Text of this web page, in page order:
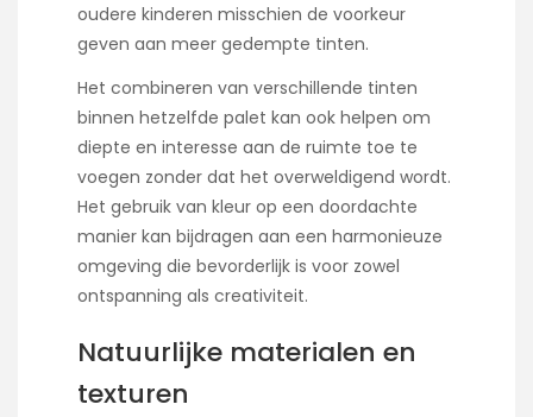
oudere kinderen misschien de voorkeur
geven aan meer gedempte tinten.
Het combineren van verschillende tinten
binnen hetzelfde palet kan ook helpen om
diepte en interesse aan de ruimte toe te
voegen zonder dat het overweldigend wordt.
Het gebruik van kleur op een doordachte
manier kan bijdragen aan een harmonieuze
omgeving die bevorderlijk is voor zowel
ontspanning als creativiteit.
Natuurlijke materialen en
texturen